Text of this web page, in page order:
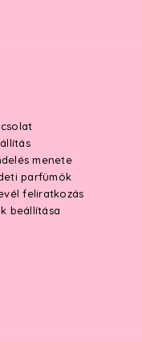
menete
parfümök
feliratkozás
beállítása